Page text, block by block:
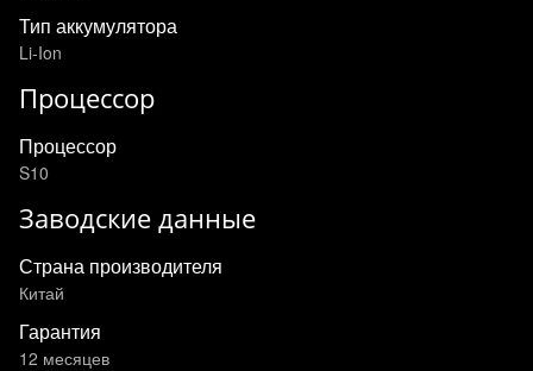
Тип аккумулятора
Li-Ion
Процессор
Процессор
S10
Заводские данные
Страна производителя
Китай
Гарантия
12 месяцев